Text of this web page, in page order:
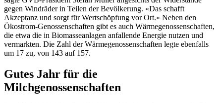
gegen Windräder in Teilen der Bevölkerung. «Das schafft
Akzeptanz und sorgt für Wertschöpfung vor Ort.» Neben den
Ökostrom-Genossenschaften gibt es auch Wärmegenossenschaften,
die etwa die in Biomasseanlagen anfallende Energie nutzen und
vermarkten. Die Zahl der Wärmegenossenschaften legte ebenfalls
um 17 zu, von 143 auf 157.
Gutes Jahr für die
Milchgenossenschaften